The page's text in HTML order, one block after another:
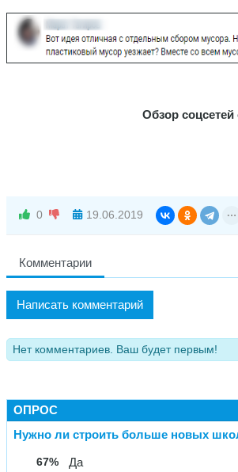
Обзор
0 19.06.2019
Комментарии
Написать комментарий
Нет комментариев. Ваш будет первым!
ОПРОС
Нужно ли строить больше новых
67% Да